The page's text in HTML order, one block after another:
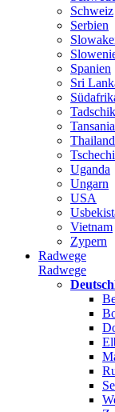
Schweiz
Serbien
Spanien
Sri
Tansania
Thailand
Uganda
Ungarn
USA
Vietnam
Zypern
Radwege
Radwege